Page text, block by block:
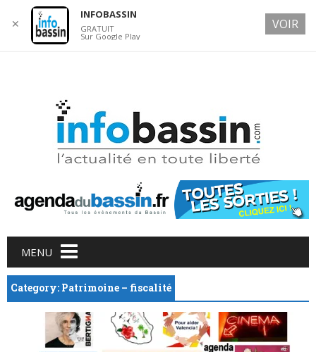
Main menu
content
MENU
Category: Patrimoine – fiscalité
✕
INFOBASSIN
GRATUIT
Sur Google Play
VOIR